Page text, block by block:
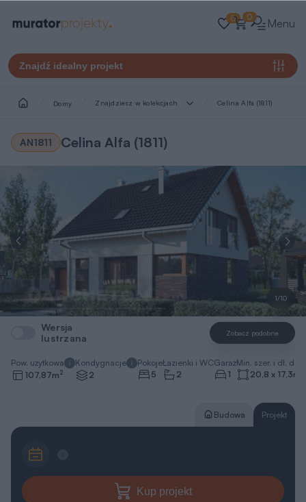
0 0 Menu
Znajdź idealny projekt
Domy Znajdziesz w kolekcjach Celina Alfa (1811)
AN1811 Celina Alfa (1811)
1/10
Wersja
lustrzana
Zobacz podobne
Pow. użytkowa
107,87m2
Kondygnacje
2
Pokoje
5
Łazienki i WC
2
Garaż
1
Min. szer. i dł.
20,8 x 17,3m
Budowa Projekt
Kup projekt